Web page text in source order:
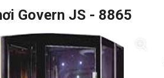
Govern JS - 8865